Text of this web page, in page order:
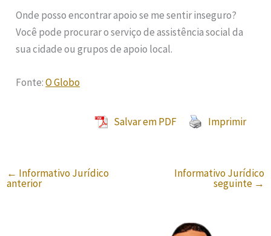
Onde posso encontrar apoio se me sentir inseguro?
Você pode procurar o serviço de assistência social da
sua cidade ou grupos de apoio local.
Fonte:O Globo
Salvar em PDF Imprimir
← Informativo Jurídico
anterior
Informativo Jurídico
seguinte →